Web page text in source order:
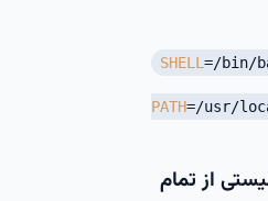
SHELL =/bin/
PATH=/usr/
از تمام